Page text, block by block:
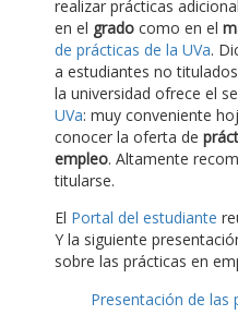
realizar prácticas
en el grado como en el
de prácticas de la UVa.
a estudiantes no
la universidad ofrece el
UVa: muy conveniente
conocer la oferta de
empleo. Altamente
titularse.
El Portal del estudiante
Y la siguiente
sobre las prácticas en
Presentación de las